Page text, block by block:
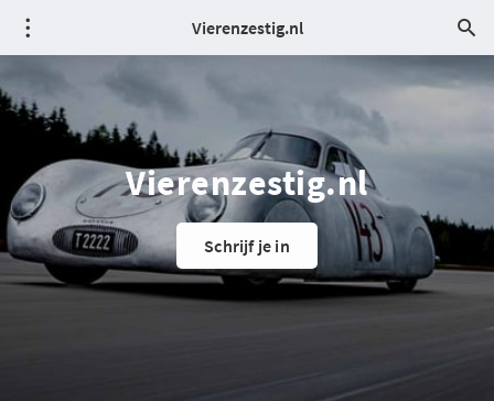
Vierenzestig.nl
Vierenzestig.nl
Schrijf je in